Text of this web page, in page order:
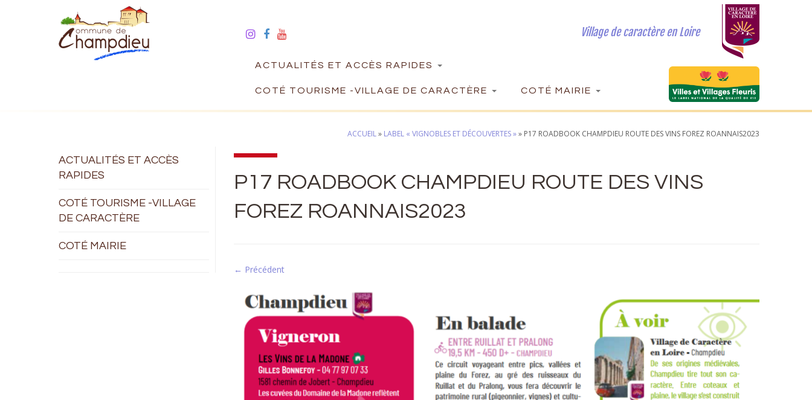
Village de caractère en Loire
ACTUALITÉS ET ACCÈS RAPIDES
COTÉ TOURISME -VILLAGE DE CARACTÈRE COTÉ MAIRIE
ACCUEIL» LABEL « VIGNOBLES ET DÉCOUVERTES »» P17 ROADBOOK CHAMPDIEU ROUTE DES VINS FOREZ ROANNAIS2023
ACTUALITÉS ET ACCÈS
RAPIDES
COTÉ TOURISME -VILLAGE
DE CARACTÈRE
COTÉ MAIRIE
P17 ROADBOOK CHAMPDIEU ROUTE DES VINS
FOREZ ROANNAIS2023
← Précédent